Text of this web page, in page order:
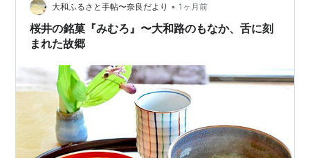
ロホロと儚すぎて手で持つだけで剥落…ちょっと食べに
くかったですが、それだけ薄…
大和ふるさと手帖〜奈良だより • 1ヶ月前
桜井の銘菓『みむろ』〜大和路のもなか、舌に刻
まれた故郷